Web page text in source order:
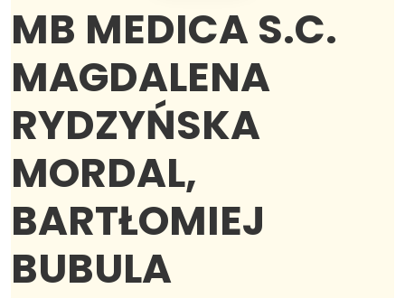
MB MEDICA S.C.
MAGDALENA
RYDZYŃSKA
MORDAL,
BARTŁOMIEJ
BUBULA